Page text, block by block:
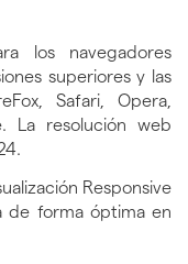
los navegadores
superiores y las
Safari, Opera,
La resolución web
Responsive
de forma óptima en